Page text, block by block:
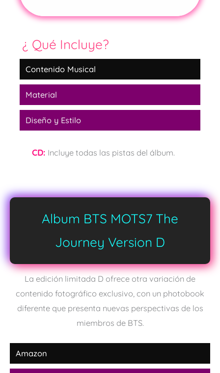
¿ Qué Incluye?
Contenido Musical
Material
Diseño y Estilo
CD: Incluye todas las pistas del álbum.
Album BTS MOTS7 The
Journey Version D
La edición limitada D ofrece otra variación de
contenido fotográfico exclusivo, con un photobook
diferente que presenta nuevas perspectivas de los
miembros de BTS.
Amazon